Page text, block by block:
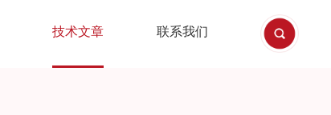
技术文章 联系我们